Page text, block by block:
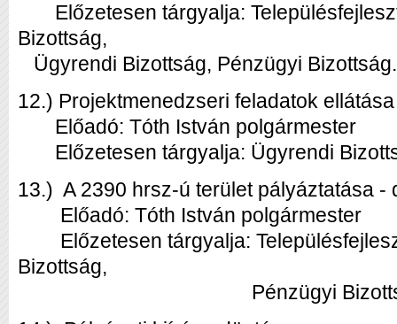
Előzetesen tárgyalja:
Bizottság,
Ügyrendi Bizottság, Pénzügyi Bizottság.
12.) Projektmenedzseri feladatok
Előadó: Tóth István polgármester
Előzetesen tárgyalja: Ügyrendi
13.) A 2390 hrsz-ú terület pályáztatása -
Előadó: Tóth István polgármester
Előzetesen tárgyalja:
Bizottság,
Pénzügyi